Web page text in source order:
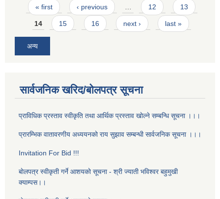
Pages
« first ‹ previous 12 13
14 15 16 next › last »
अन्य
सार्वजनिक खरिद/बोलपत्र सूचना
प्राविधिक प्रस्ताव स्वीकृति तथा आर्थिक प्रस्ताव खोल्ने सम्बन्धि सूचना ।।।
प्रारम्भिक वातावरणीय अध्ययनको राय सुझाव सम्बन्धी सार्वजनिक सूचना ।।।
Invitation For Bid !!!
बाेलपत्र स्वीकृती गर्ने आशयको सूचना - श्री ज्याती भविश्वर बहुमुखी
क्याम्पस।।